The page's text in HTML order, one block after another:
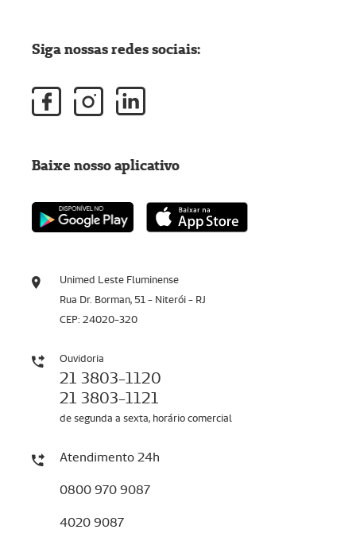
Unimed Leste Fluminense
Rua Dr. Borman, 51 - Niterói - RJ
CEP: 24020-320
Ouvidoria
21 3803-1120
21 3803-1121
de segunda a sexta, horário comercial
Atendimento 24h
0800 970 9087
4020 9087
Siga nossas redes sociais:
Baixe nosso aplicativo